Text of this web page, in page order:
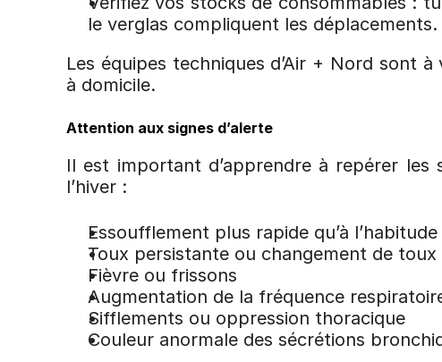
le verglas compliquent les déplacements.
Les équipes techniques d’Air + Nord sont
à domicile.
Attention aux signes d’alerte
Il est important d’apprendre à repérer
l’hiver :
Essoufflement plus rapide qu’à l’habitude
Toux persistante ou changement de toux
Fièvre ou frissons
Augmentation de la fréquence
Sifflements ou oppression thoracique
Couleur anormale des sécrétions